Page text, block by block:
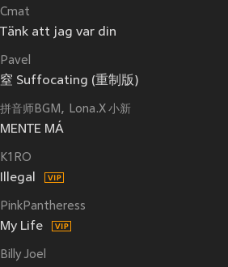
Cmat
Tänk att jag var din
Pavel
窒 Suffocating (重制版)
拼音师BGM Lona.X 小新
MENTE MÁ
K1RO
Illegal
PinkPantheress
My Life
Billy Joel